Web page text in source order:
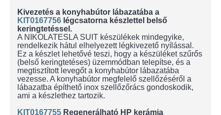
Kivezetés a konyhabútor lábazatába a
KIT0167756 légcsatorna készlettel belső
keringtetéssel.
A NIKOLATESLA SUIT készülékek mindegyike,
rendelkezik hátul elhelyezett légkivezető nyílással.
Ez a készlet lehetővé teszi, hogy a készüléket szűrős
(belső keringtetéses) üzemmódban telepítse, és a
megtisztított levegőt a konyhabútor lábazatába
vezesse. A konyhabútor megfelelő szellőzéséről a
lábazatba építhető inox szellőzőrács gondoskodik,
ami a készlethez tartozik.
KIT0167755 Regenerálható HP kerámia